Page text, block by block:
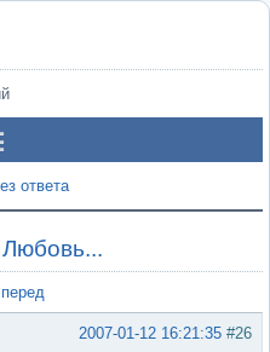
ответа
Любовь...
#26
2007-01-12 16:21:35